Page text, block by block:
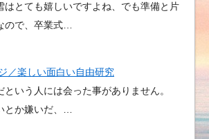
とても嬉しいですよね、でも準備と片
ので、卒業式…
／楽しい面白い自由研究
いう人には会った事がありません。
とか嫌いだ、…